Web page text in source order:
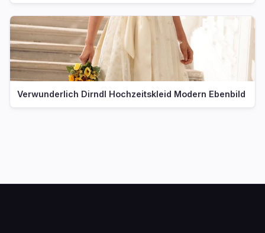
Verwunderlich Dirndl Hochzeitskleid Modern Ebenbild